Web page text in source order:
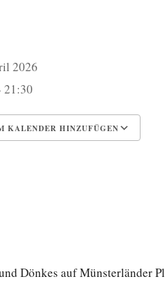
2026
21:30
KALENDER HINZUFÜGEN
Dönkes auf Münsterländer